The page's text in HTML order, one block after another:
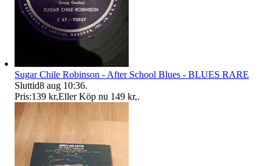
Sugar Chile Robinson - After School Blues - BLUES RARE
Sluttid8 aug 10:36.
Pris:139 kr,Eller Köp nu 149 kr,.